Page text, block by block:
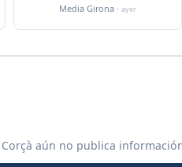
Media Girona · ayer
aún no publica